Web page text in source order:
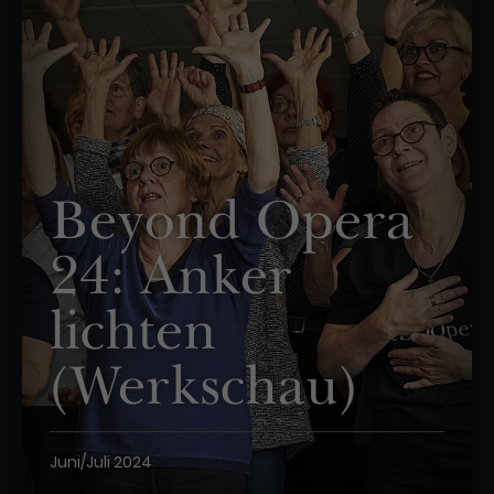
verschiedene Websites hinweg.
Beyond Opera
24: Anker
lichten
(Werkschau)
Juni/Juli 2024